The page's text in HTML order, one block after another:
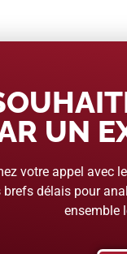
UN
votre appel avec
brefs délais pour
ensemble